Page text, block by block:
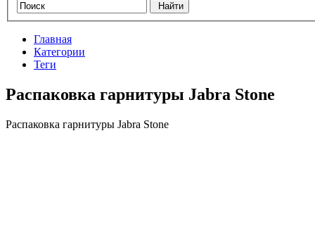
Главная
Категории
Теги
Распаковка гарнитуры Jabra Stone
Распаковка гарнитуры Jabra Stone